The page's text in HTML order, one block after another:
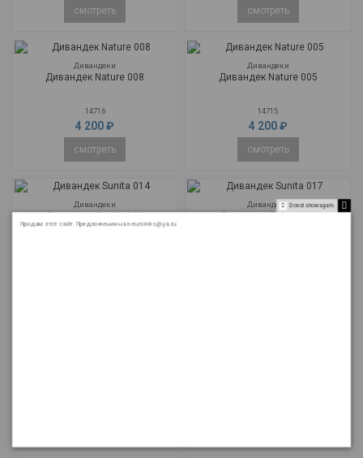
смотреть смотреть
Дивандеки
Дивандек Nature 008
14716
4 200 ₽
смотреть
Дивандеки
Дивандек Nature 005
14715
4 200 ₽
смотреть
Дивандеки
Дивандек Sunita 014
Дивандеки
Дивандек Sunita 017
Do not show again.
Продам этот сайт. Предложения на neuroniks@ya.ru